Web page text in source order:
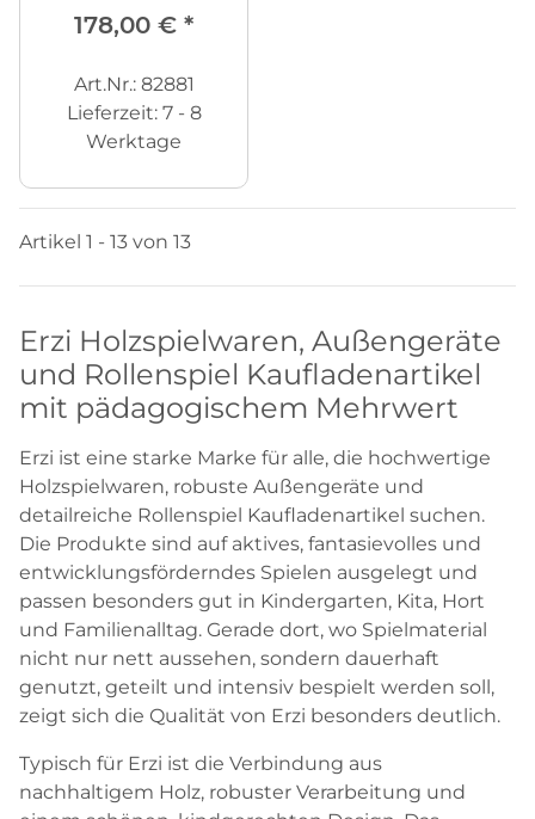
178,00 € *
Art.Nr.: 82881
Lieferzeit: 7 - 8
Werktage
Artikel 1 - 13 von 13
Erzi Holzspielwaren, Außengeräte
und Rollenspiel Kaufladenartikel
mit pädagogischem Mehrwert
Erzi ist eine starke Marke für alle, die hochwertige
Holzspielwaren, robuste Außengeräte und
detailreiche Rollenspiel Kaufladenartikel suchen.
Die Produkte sind auf aktives, fantasievolles und
entwicklungsförderndes Spielen ausgelegt und
passen besonders gut in Kindergarten, Kita, Hort
und Familienalltag. Gerade dort, wo Spielmaterial
nicht nur nett aussehen, sondern dauerhaft
genutzt, geteilt und intensiv bespielt werden soll,
zeigt sich die Qualität von Erzi besonders deutlich.
Typisch für Erzi ist die Verbindung aus
nachhaltigem Holz, robuster Verarbeitung und